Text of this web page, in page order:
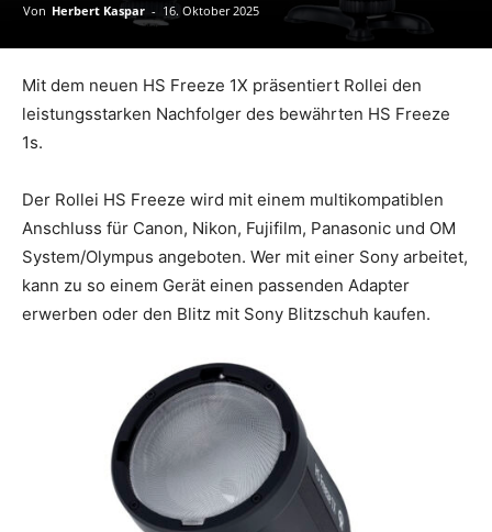
Von Herbert Kaspar - 16. Oktober 2025
Mit dem neuen HS Freeze 1X präsentiert Rollei den
leistungsstarken Nachfolger des bewährten HS Freeze
1s.
Der Rollei HS Freeze wird mit einem multikompatiblen
Anschluss für Canon, Nikon, Fujifilm, Panasonic und OM
System/Olympus angeboten. Wer mit einer Sony arbeitet,
kann zu so einem Gerät einen passenden Adapter
erwerben oder den Blitz mit Sony Blitzschuh kaufen.